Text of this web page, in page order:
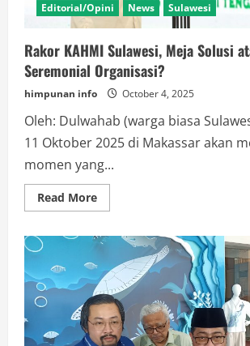
Editorial/Opini News Sulawesi
Rakor KAHMI Sulawesi, Meja Solusi
Seremonial Organisasi?
himpunan info October 4, 2025
Oleh: Dulwahab (warga biasa
11 Oktober 2025 di Makassar akan
momen yang...
Read MoreRead
more
KAHMI
Sulawesi,
Meja
Solusi
atau
Hanya
Seremonial
Organisasi?